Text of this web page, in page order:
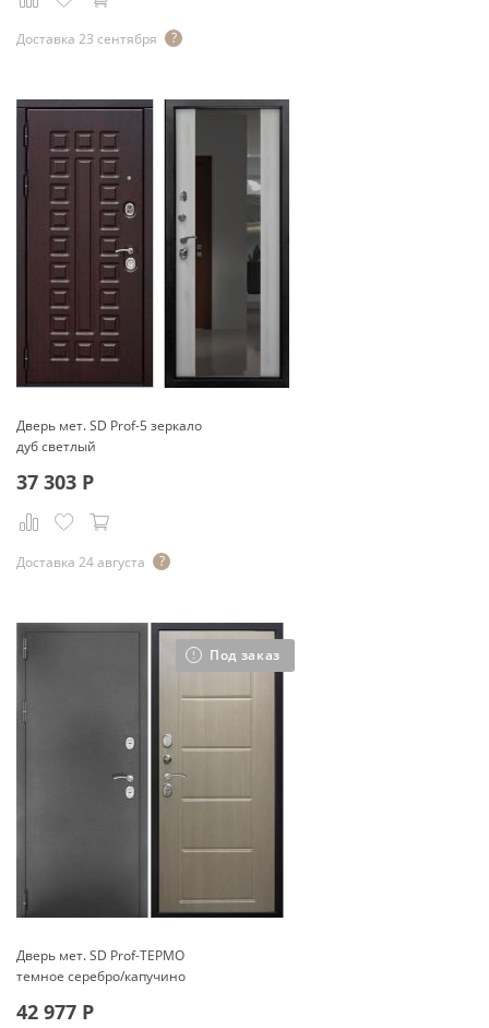
Доставка 23 сентября
Дверь мет. SD Prof-5 зеркало
дуб светлый
37 303 Р
Доставка 24 августа
Под заказ
Дверь мет. SD Prof-ТЕРМО
темное серебро/капучино
42 977 Р